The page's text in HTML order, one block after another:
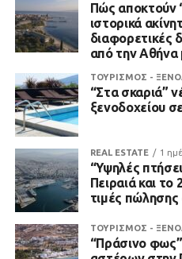
Πώς αποκτούν
ιστορικά
διαφορετικές
από την Αθήνα
ΤΟΥΡΙΣΜΟΣ -
“Στα σκαριά”
ξενοδοχείου
REAL ESTATE 1
“Υψηλές
Πειραιά και το
τιμές πώλησης
ΤΟΥΡΙΣΜΟΣ -
“Πράσινο φως”